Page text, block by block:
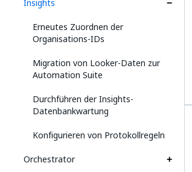
Insights
Erneutes Zuordnen der
Organisations-IDs
Migration von Looker-Daten zur
Automation Suite
Durchführen der Insights-
Datenbankwartung
Konfigurieren von Protokollregeln
Orchestrator